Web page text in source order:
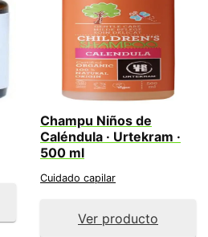
Champu Niños de
Caléndula · Urtekram ·
500 ml
Cuidado capilar
Ver producto